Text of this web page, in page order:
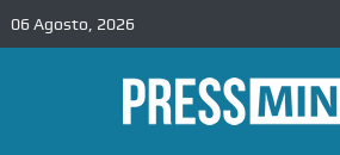
06 Agosto, 2026